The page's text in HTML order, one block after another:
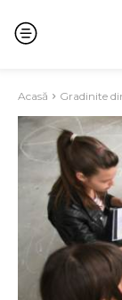
Acasă Gradinite